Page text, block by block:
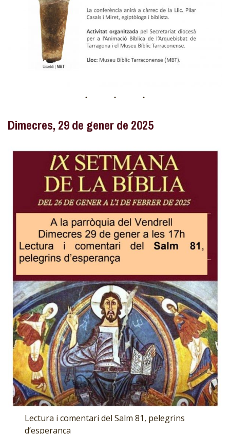
Dimecres, 29 de gener de 2025
Lectura i comentari del Salm 81, pelegrins
d’esperança